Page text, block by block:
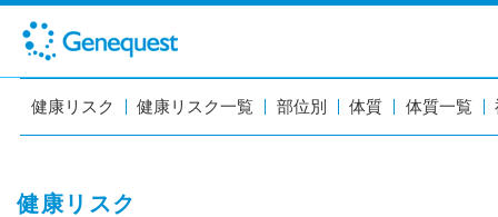
健康リスク 健康リスク一覧 部位別 体質 体質一覧
健康リスク